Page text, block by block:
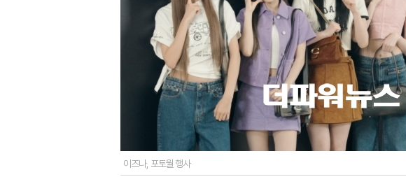
이즈나, 포토월 행사